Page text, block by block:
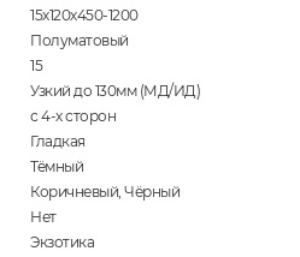
15х120х450-1200
Полуматовый
15
Узкий до 130мм (МД/ИД)
с 4-х сторон
Гладкая
Тёмный
Коричневый, Чёрный
Нет
Экзотика